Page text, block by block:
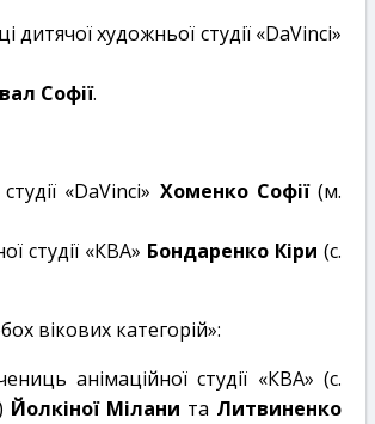
дитячої художньої студії «DaVinci»
Софії.
«DaVinci» Хоменко Софії(м.
студії «КВА» Бондаренко Кіри(с.
вікових категорій»:
анімаційної студії «КВА» (с.
Йолкіної Мілани та Литвиненко